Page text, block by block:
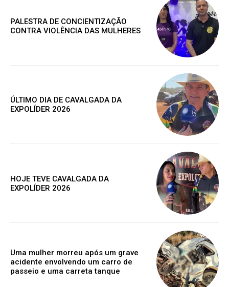
Assine nosso site e tenha acessos
PALESTRA DE CONCIENTIZAÇÃO
CONTRA VIOLÊNCIA DAS MULHERES
ÚLTIMO DIA DE CAVALGADA DA
EXPOLÍDER 2026
HOJE TEVE CAVALGADA DA
EXPOLÍDER 2026
Uma mulher morreu após um grave
acidente envolvendo um carro de
passeio e uma carreta tanque